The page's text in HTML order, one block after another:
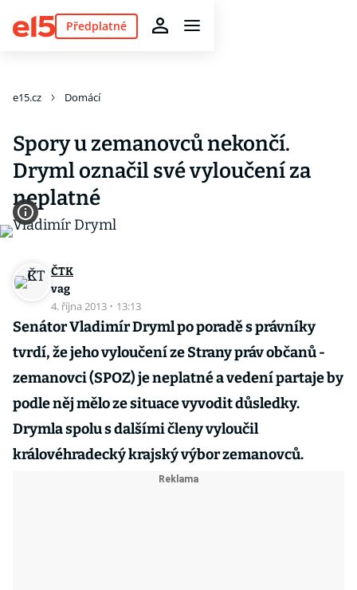
Předplatné
e15.cz Domácí
Spory u zemanovců nekončí.
Dryml označil své vyloučení za
neplatné
ČTK
vag
4. října 2013 · 13:13
Senátor Vladimír Dryml po poradě s právníky
tvrdí, že jeho vyloučení ze Strany práv občanů -
zemanovci (SPOZ) je neplatné a vedení partaje by
podle něj mělo ze situace vyvodit důsledky.
Drymla spolu s dalšími členy vyloučil
královéhradecký krajský výbor zemanovců.